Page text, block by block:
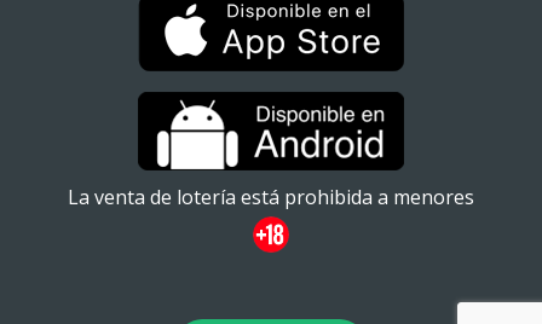
La venta de lotería está prohibida a menores